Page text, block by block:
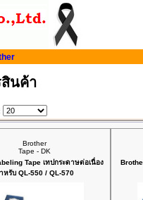
สินค้า
Brother
Tape - DK
Tape เทปกระดาษต่อเนื่อง
หรับ QL-550 / QL-570